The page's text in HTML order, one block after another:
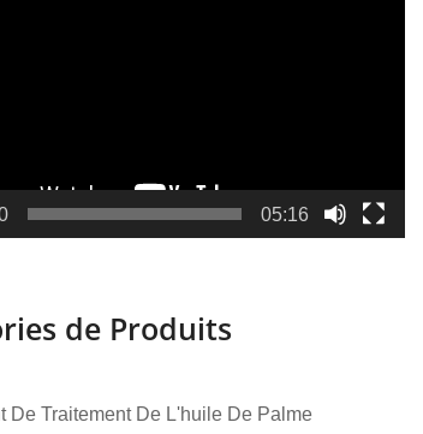
05:16
de Produits
De Traitement De L'huile De Palme